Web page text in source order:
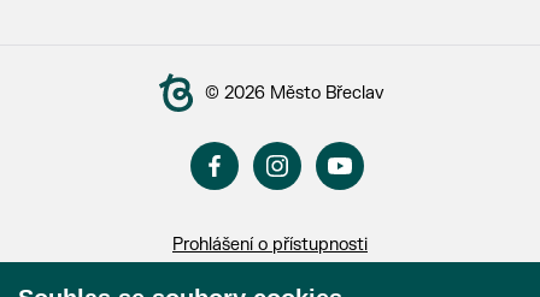
© 2026 Město Břeclav
Prohlášení o přístupnosti
GDPR